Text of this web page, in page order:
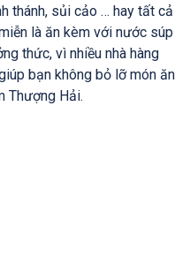
thánh, sủi cảo … hay tất cả
là ăn kèm với nước súp
thức, vì nhiều nhà hàng
bạn không bỏ lỡ món ăn
Thượng Hải.